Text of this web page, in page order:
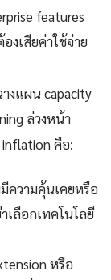
features
องเสียค่าใช้จ่าย
างแผน capacity
ล่วงหน้า
inflation คือ:
ความคุ้นเคยหรือ
เลือกเทคโนโลยี
หรือ